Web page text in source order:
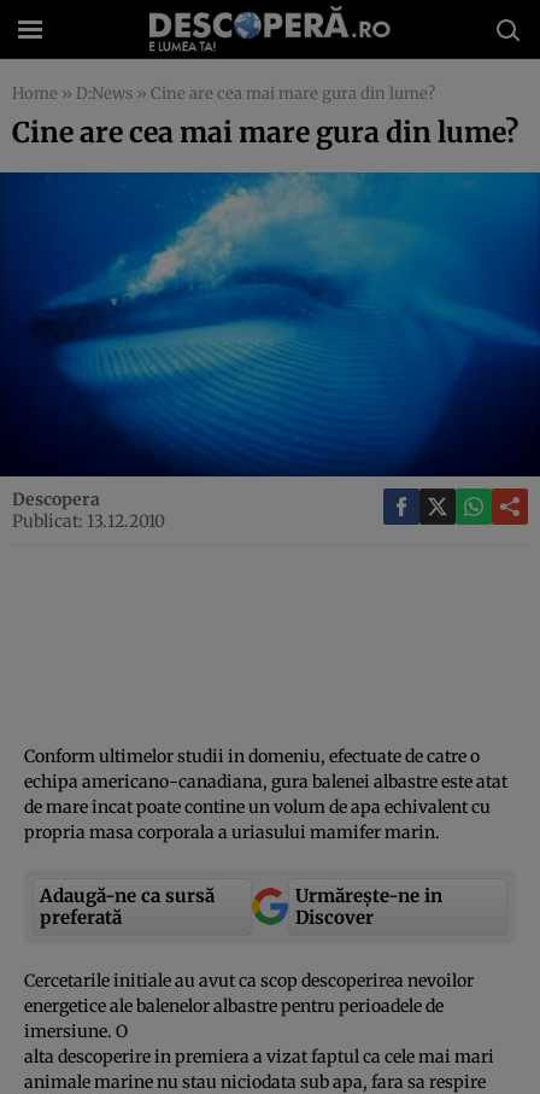
Home » D:News » Cine are cea mai mare gura din lume?
Cine are cea mai mare gura din lume?
Descopera
Publicat: 13.12.2010
Conform ultimelor studii in domeniu, efectuate de catre o
echipa americano-canadiana, gura balenei albastre este atat
de mare incat poate contine un volum de apa echivalent cu
propria masa corporala a uriasului mamifer marin.
Adaugă-ne ca sursă
preferată
Urmărește-ne in
Discover
Cercetarile initiale au avut ca scop descoperirea nevoilor
energetice ale balenelor albastre pentru perioadele de
imersiune. O
alta descoperire in premiera a vizat faptul ca cele mai mari
animale marine nu stau niciodata sub apa, fara sa respire